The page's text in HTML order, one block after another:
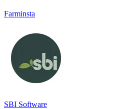
Farminsta
SBI Software